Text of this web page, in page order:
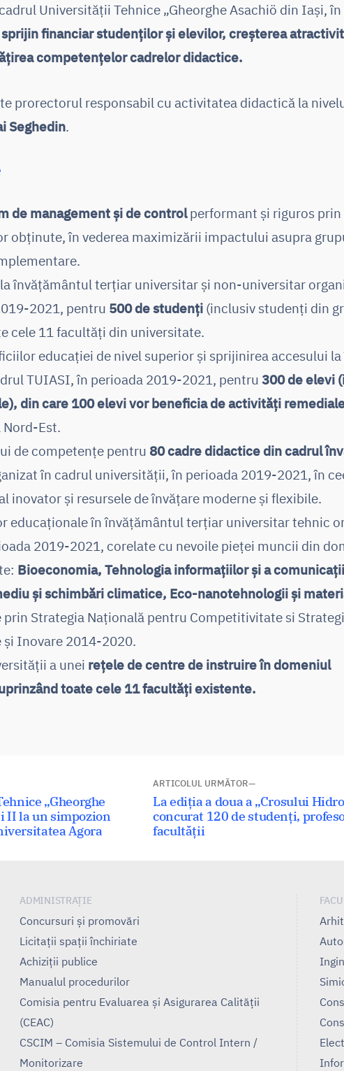
Universității Tehnice „Gheorghe Asachiö din Iași,
sprijin financiar studenților și elevilor, creșterea
competențelor cadrelor didactice.
prorectorul responsabil cu activitatea didactică la
Seghedin.
de management și de controlperformant și riguros
obținute, în vederea maximizării impactului asupra
învățământul terțiar universitar și non-universitar
2021, pentru 500 de studenți (inclusiv studenți din
cele 11 facultăți din universitate.
educației de nivel superior și sprijinirea accesului
TUIASI, în perioada 2019-2021, pentru 300 de elevi
din care 100 elevi vor beneficia de activități
Nord-Est.
de competenţe pentru 80 cadre didactice din cadrul
în cadrul universității, în perioada 2019-2021, în
inovator și resursele de învățare moderne și flexibile.
educaționale în învățământul terțiar universitar tehnic
2019-2021, corelate cu nevoile pieței muncii din
Bioeconomia, Tehnologia informațiilor și a
și schimbări climatice, Eco-nanotehnologii și
Strategia Națională pentru Competitivitate si
și Inovare 2014-2020.
a unei rețele de centre de instruire în domeniul
toate cele 11 facultăți existente.
„Gheorghe
II la un simpozion
Agora
ARTICOLUL URMĂTOR
Articolul
următor:
La ediția a doua a „Crosului
concurat 120 de studenți,
facultății
ADMINISTRAȚIE
Concursuri și promovări
Licitații spații închiriate
Achiziții publice
Manualul procedurilor
Comisia pentru Evaluarea și Asigurarea Calității
(CEAC)
CSCIM – Comisia Sistemului de Control Intern /
Monitorizare